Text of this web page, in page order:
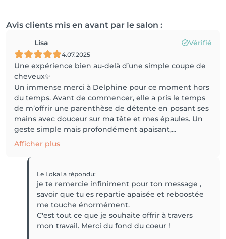
Avis clients mis en avant par le salon :
Lisa Vérifié
4.07.2025
Une expérience bien au-delà d’une simple coupe de
cheveux✨
Un immense merci à Delphine pour ce moment hors
du temps. Avant de commencer, elle a pris le temps
de m’offrir une parenthèse de détente en posant ses
mains avec douceur sur ma tête et mes épaules. Un
geste simple mais profondément apaisant,...
Afficher plus
Le Lokala répondu:
je te remercie infiniment pour ton message ,
savoir que tu es repartie apaisée et reboostée
me touche énormément.
C'est tout ce que je souhaite offrir à travers
mon travail. Merci du fond du coeur !